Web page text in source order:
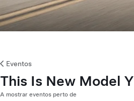
Eventos
This Is New Model Y
A mostrar eventos perto de